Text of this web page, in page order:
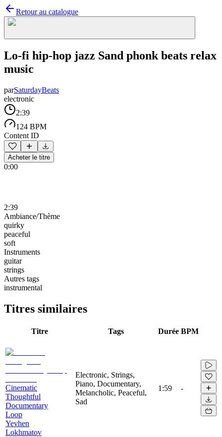
Retour au catalogue
Lo-fi hip-hop jazz Sand phonk beats relax
music
parSaturdayBeats
electronic
2:39
124 BPM
Content ID
Acheter le titre
0:00
2:39
Ambiance/Thème
quirky
peaceful
soft
Instruments
guitar
strings
Autres tags
instrumental
Titres similaires
Titre Tags Durée BPM
Cinematic
Thoughtful
Documentary
Loop
Yevhen
Lokhmatov
Electronic, Strings,
Piano, Documentary,
Melancholic, Peaceful,
Sad
1:59 -